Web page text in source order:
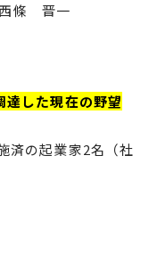
條 晋一
した現在の野望
済の起業家2名（社